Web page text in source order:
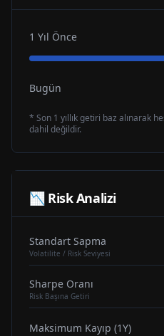
1 Yıl Önce
Bugün
* Son 1 yıllık getiri baz alınarak
dahil değildir.
📉 Risk Analizi
Standart Sapma
Volatilite / Risk Seviyesi
Sharpe Oranı
Risk Başına Getiri
Maksimum Kayıp (1Y)